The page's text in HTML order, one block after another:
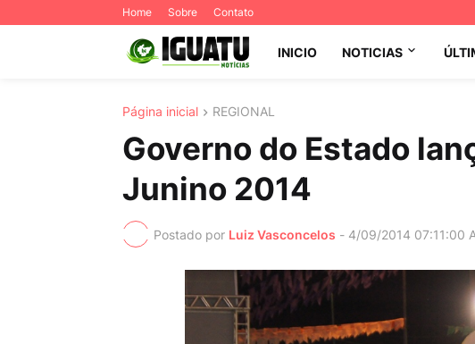
Home Sobre Contato
INICIO NOTICIAS
Página inicial REGIONAL
Governo do Estado
Junino 2014
Postado por Luiz Vasconcelos - 4/09/2014 07:11:00